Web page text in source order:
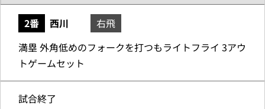
2番 西川
右飛
満塁 外角低めのフォークを打つもライトフライ 3アウ
トゲームセット
試合終了